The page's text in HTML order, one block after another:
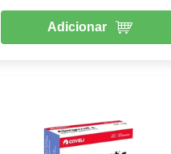
Adicionar